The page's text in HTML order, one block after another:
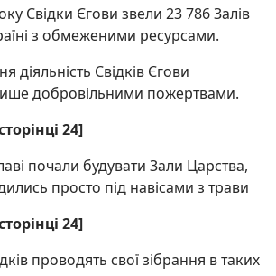
Свідки Єгови звели 23 786 Залів
з обмеженими ресурсами.
діяльність Свідків Єгови
добровільними пожертвами.
24]
почали будувати Зали Царства,
просто під навісами з трави
24]
проводять свої зібрання в таких